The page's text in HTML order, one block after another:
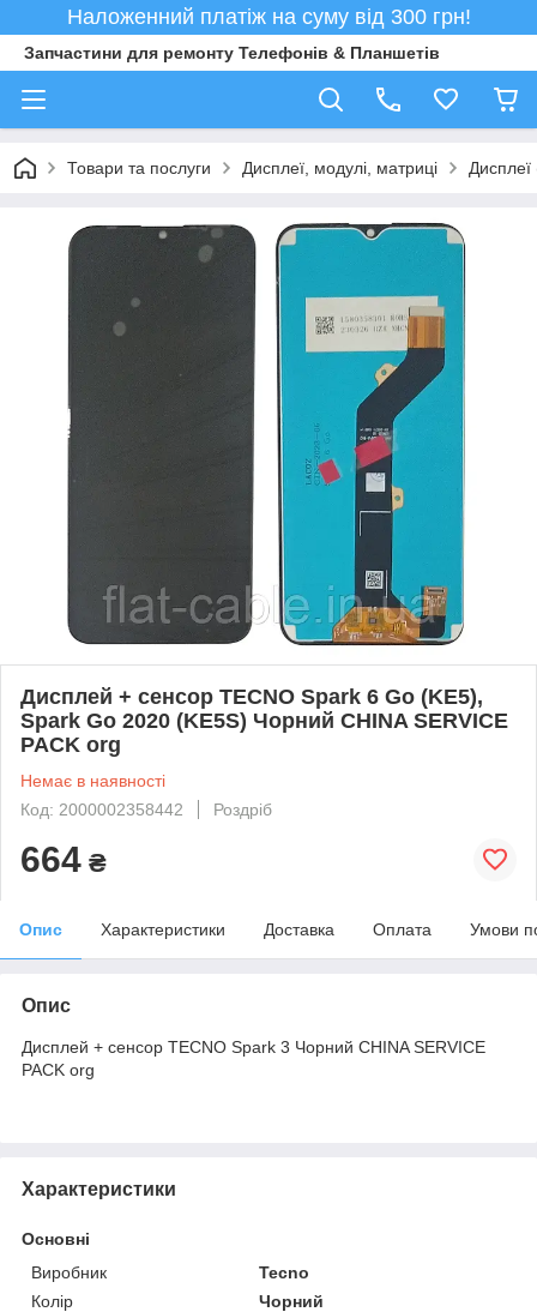
Наложенний платіж на суму від 300 грн!
Запчастини для ремонту Телефонів & Планшетів
Товари та послуги Дисплеї, модулі, матриці
Дисплей + сенсор TECNO Spark 6 Go (KE5),
Spark Go 2020 (KE5S) Чорний CHINA SERVICE
PACK org
Немає в наявності
Код: 2000002358442
Роздріб
664 ₴
Опис Характеристики Доставка Оплата Умови
Опис
Дисплей + сенсор TECNO Spark 3 Чорний CHINA SERVICE
PACK org
Характеристики
Основні
Виробник
Tecno
Колір
Чорний